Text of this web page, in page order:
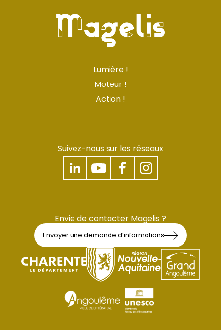
Lumière !
Moteur !
Action !
Suivez-nous sur les réseaux
Envie de contacter Magelis ?
Envoyer une demande d’informations